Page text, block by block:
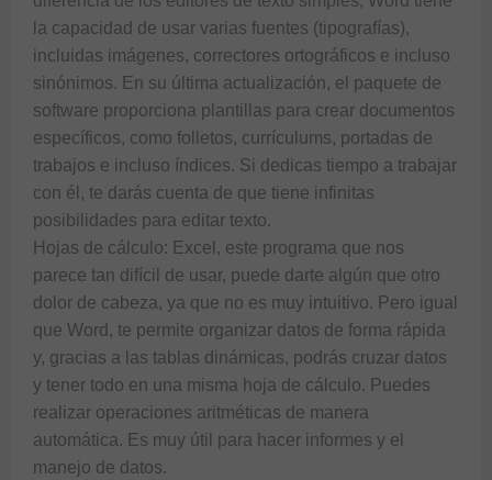
la capacidad de usar varias fuentes (tipografías),
incluidas imágenes, correctores ortográficos e incluso
sinónimos. En su última actualización, el paquete de
software proporciona plantillas para crear documentos
específicos, como folletos, currículums, portadas de
trabajos e incluso índices. Si dedicas tiempo a trabajar
con él, te darás cuenta de que tiene infinitas
posibilidades para editar texto.
Hojas de cálculo: Excel, este programa que nos
parece tan difícil de usar, puede darte algún que otro
dolor de cabeza, ya que no es muy intuitivo. Pero igual
que Word, te permite organizar datos de forma rápida
y, gracias a las tablas dinámicas, podrás cruzar datos
y tener todo en una misma hoja de cálculo. Puedes
realizar operaciones aritméticas de manera
automática. Es muy útil para hacer informes y el
manejo de datos.